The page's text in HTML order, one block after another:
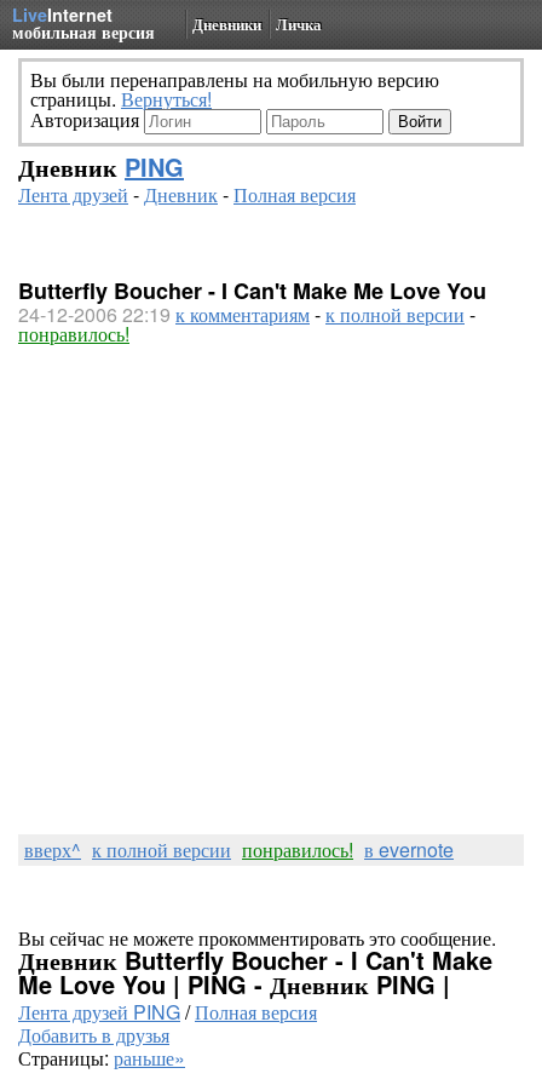
LiveInternet
мобильная версия Дневники Личка
Вы были перенаправлены на мобильную версию
страницы. Вернуться!
Авторизация
Дневник PING
Лента друзей -Дневник-Полная версия
Butterfly Boucher - I Can't Make Me Love You
24-12-2006 22:19 к комментариям-к полной версии -
понравилось!
вверх^ к полной версии понравилось! в evernote
Вы сейчас не можете прокомментировать это сообщение.
Дневник Butterfly Boucher - I Can't Make
Me Love You | PING - Дневник PING |
Лента друзей PING/Полная версия
Добавить в друзья
Страницы: раньше»